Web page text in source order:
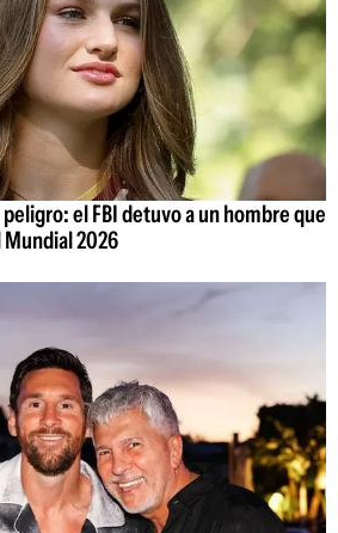
el FBI detuvo a un hombre que
2026